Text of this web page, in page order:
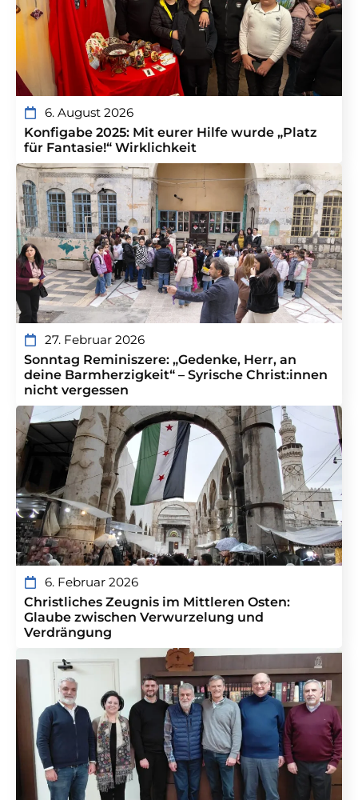
6. August 2026
Konfigabe 2025: Mit eurer Hilfe wurde „Platz
für Fantasie!“ Wirklichkeit
27. Februar 2026
Sonntag Reminiszere: „Gedenke, Herr, an
deine Barmherzigkeit“ – Syrische Christ:innen
nicht vergessen
6. Februar 2026
Christliches Zeugnis im Mittleren Osten:
Glaube zwischen Verwurzelung und
Verdrängung